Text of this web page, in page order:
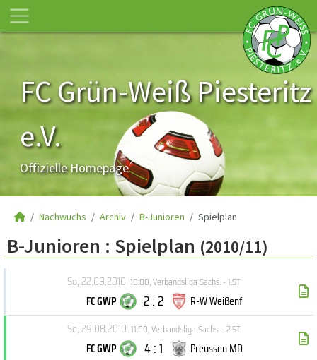
FC Grün-Weiß Piesteritz
e.V.
Offizielle Homepage
Nachwuchs Archiv B-Junioren Spielplan
B-Junioren : Spielplan (2010/11)
So, 22.08.2010 10:00,Verbandsliga Sachs. - 1.ST
FC GWP 2 : 2
R-W Weißenf
So, 29.08.2010 11:00,Verbandsliga Sachs. - 2.ST
FC GWP 4 : 1
Preussen MD